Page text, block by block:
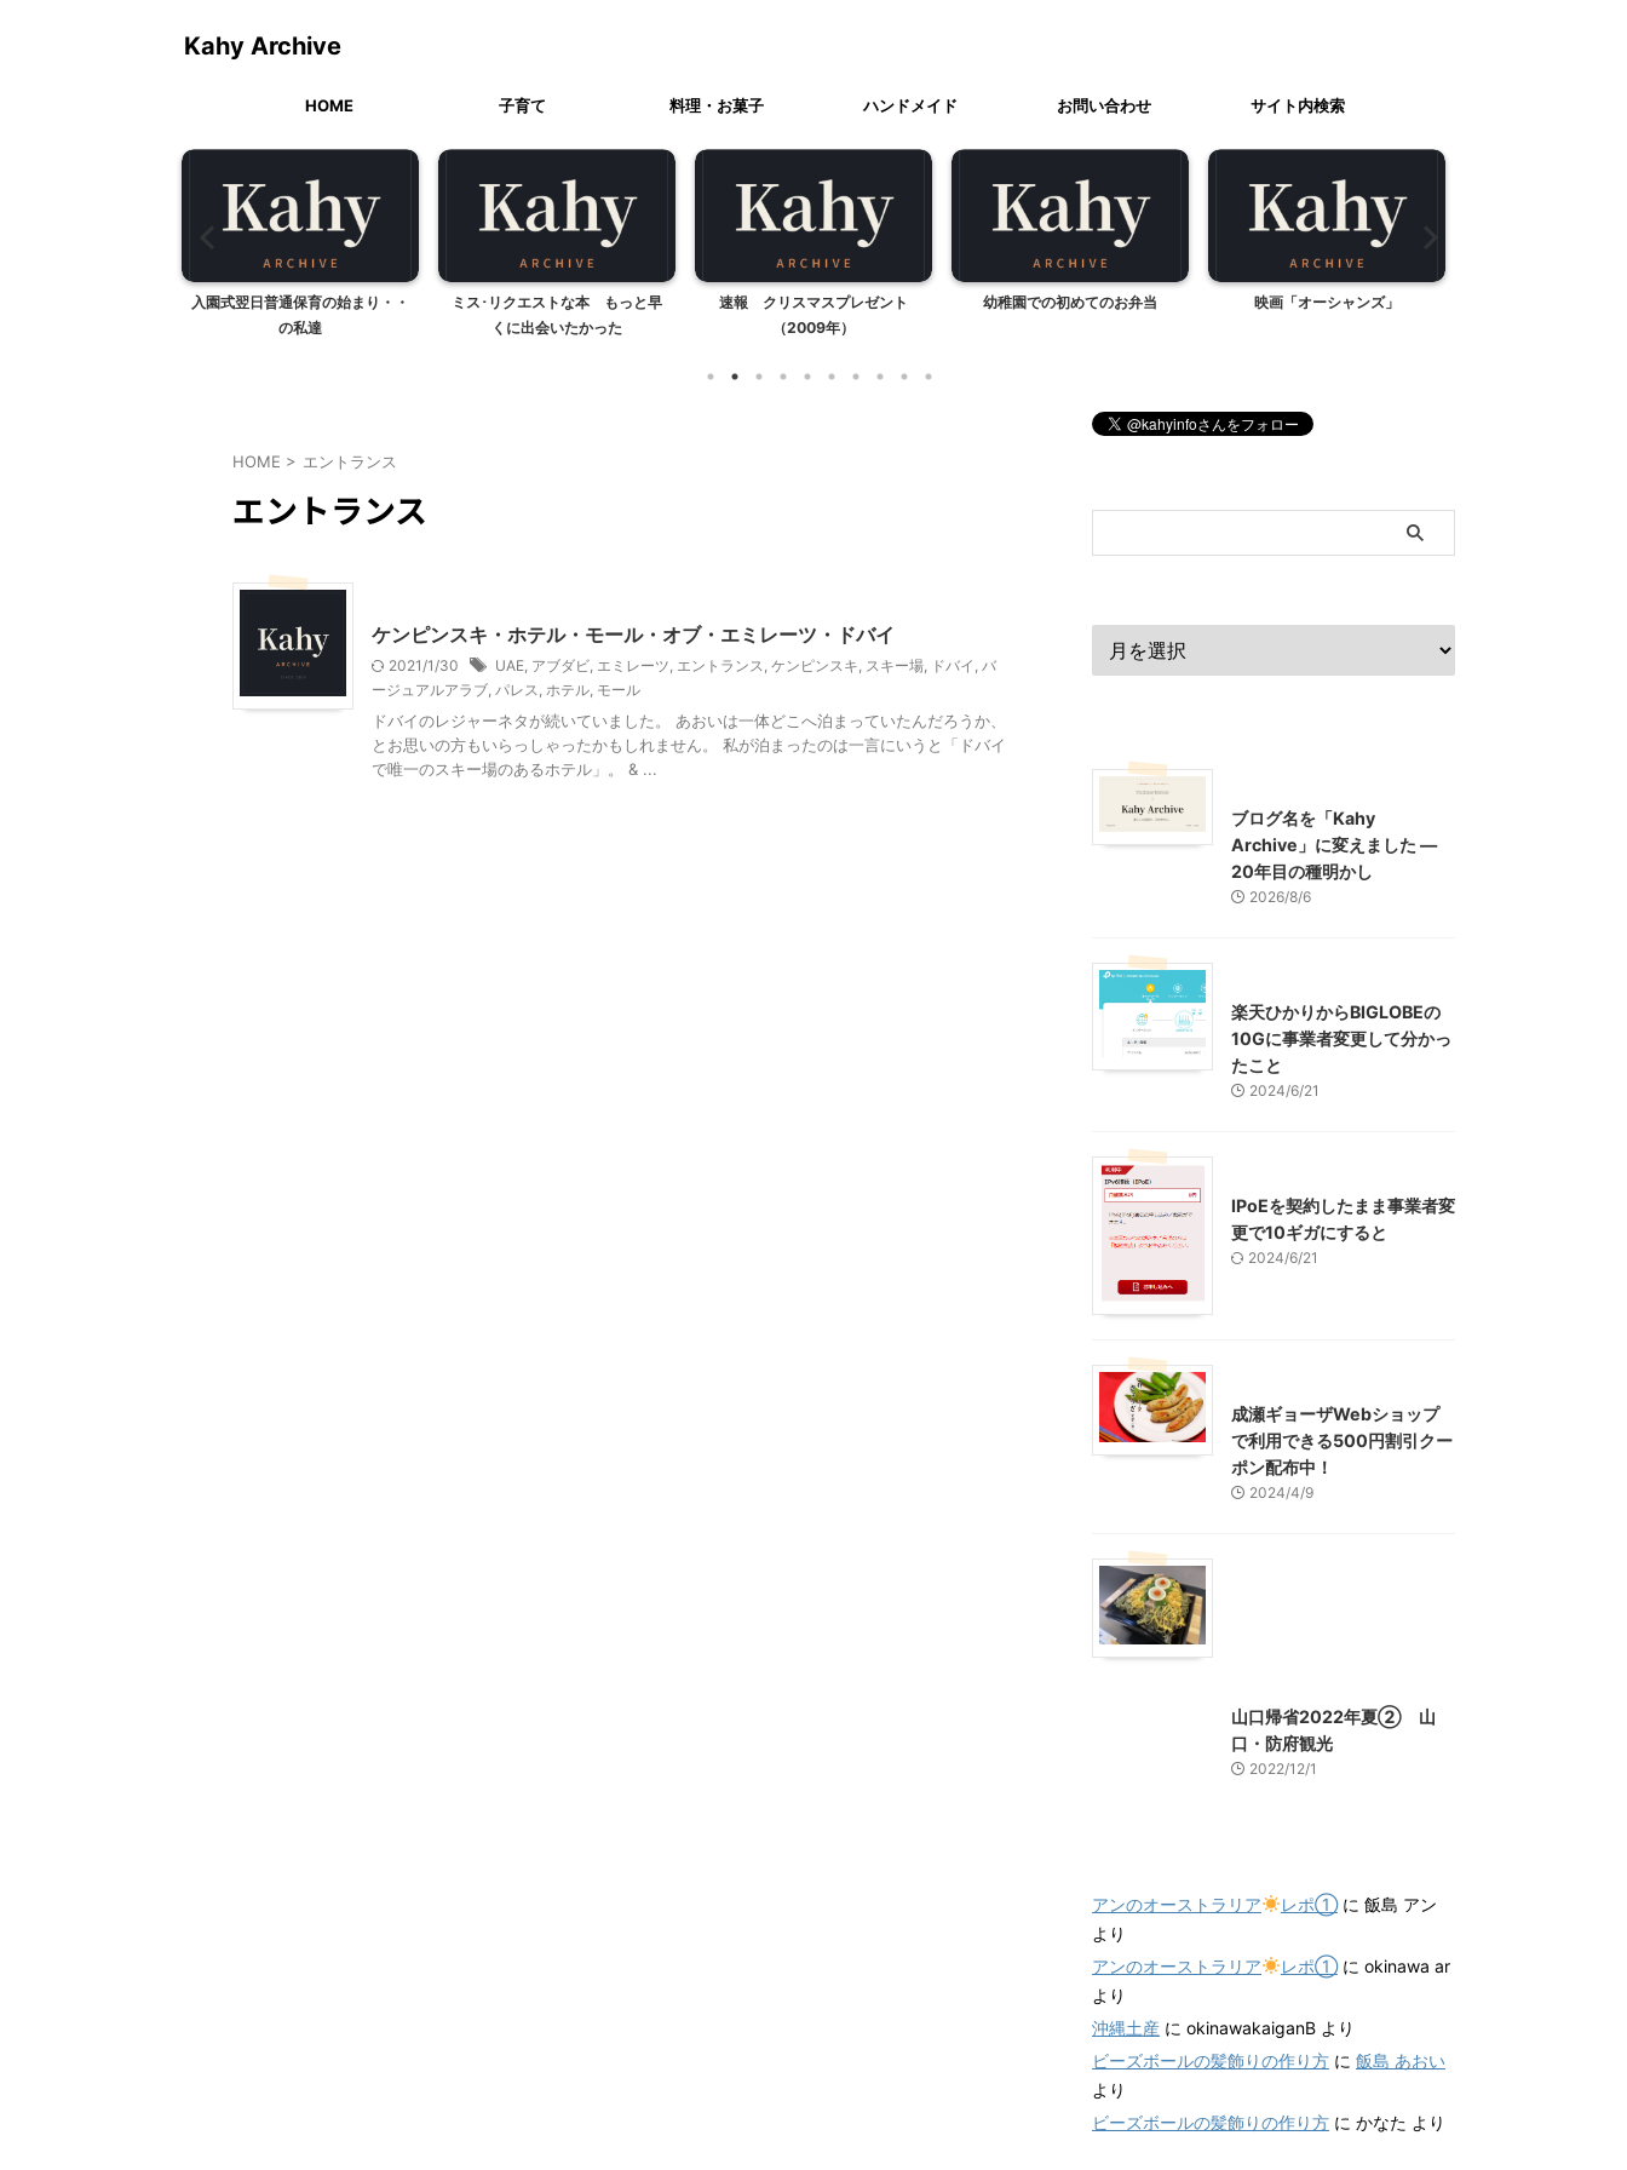
Kahy Archive
HOME 子育て 料理・お菓子 ハンドメイド お問い合わせ サイト内検索
入園式翌日普通保育の始まり・・
の私達
ミス･リクエストな本 もっと早
くに出会いたかった
速報 クリスマスプレゼント
（2009年）
幼稚園での初めてのお弁当 映画「オーシャンズ」
HOME > エントランス
エントランス
ケンピンスキ・ホテル・モール・オブ・エミレーツ・ドバイ
2021/1/30 UAE アブダビ エミレーツ エントランス ケンピンスキ スキー場 ドバイ バ
ージュアルアラブ パレス ホテル モール
ドバイのレジャーネタが続いていました。 あおいは一体どこへ泊まっていたんだろうか、
とお思いの方もいらっしゃったかもしれません。 私が泊まったのは一言にいうと「ドバイ
で唯一のスキー場のあるホテル」。 & ...
ブログ名を「Kahy
Archive」に変えました ―
20年目の種明かし
2026/8/6
楽天ひかりからBIGLOBEの
10Gに事業者変更して分かっ
たこと
2024/6/21
IPoEを契約したまま事業者変
更で10ギガにすると
2024/6/21
成瀬ギョーザWebショップ
で利用できる500円割引クー
ポン配布中！
2024/4/9
山口帰省2022年夏② 山
口・防府観光
2022/12/1
アンのオーストラリア レポ①に 飯島 アン
より
アンのオーストラリア
レポ①に okinawa ar
より
沖縄土産 に okinawakaiganB より
ビーズボールの髪飾りの作り方 に 飯島 あおい
より
ビーズボールの髪飾りの作り方 に かなた より